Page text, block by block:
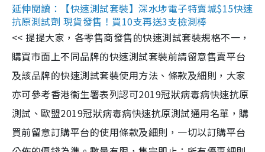
延伸閱讀：【快速測試套裝】深水埗電子特賣城$15快速
抗原測試劑 現貨發售！買10支再送3支檢測棒
<< 提提大家，各零售商發售的快速測試套裝規格不一，
購買市面上不同品牌的快速測試套裝前請留意售賣平台
及該品牌的快速測試套裝使用方法、條款及細則，大家
亦可參考香港衞生署表列認可2019冠狀病毒病快速抗原
測試、歐盟2019冠狀病毒病快速抗原測試通用名單，購
買前留意訂購平台的使用條款及細則，一切以訂購平台